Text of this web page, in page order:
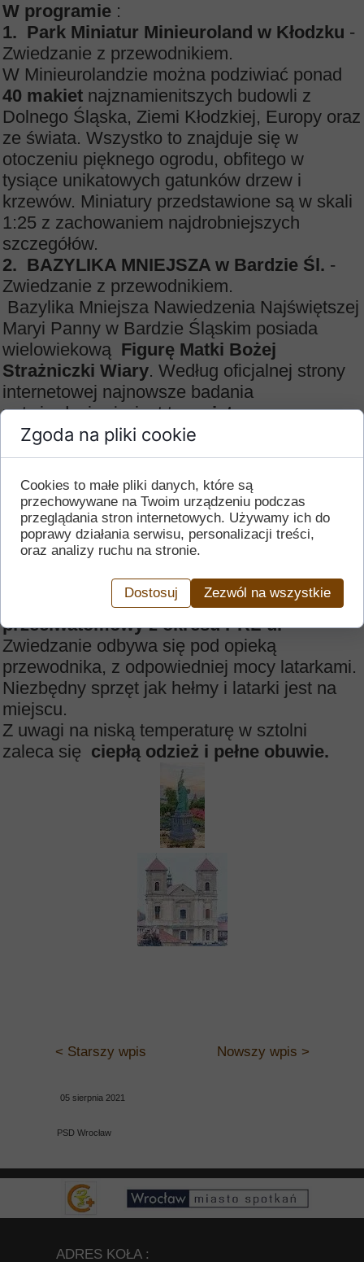
W programie :
1. Park Miniatur Minieuroland w Kłodzku -
Zwiedzanie z przewodnikiem.
W Minieurolandzie można podziwiać ponad
40 makiet najznamienitszych budowli z
Dolnego Śląska, Ziemi Kłodzkiej, Europy oraz
ze świata. Wszystko to znajduje się w
otoczeniu pięknego ogrodu, obfitego w
tysiące unikatowych gatunków drzew i
krzewów. Miniatury przedstawione są w skali
1:25 z zachowaniem najdrobniejszych
szczegółów.
2. BAZYLIKA MNIEJSZA w Bardzie Śl. -
Zwiedzanie z przewodnikiem.
Bazylika Mniejsza Nawiedzenia Najświętszej
Maryi Panny w Bardzie Śląskim posiada
wielowiekową Figurę Matki Bożej
Strażniczki Wiary. Według oficjalnej strony
internetowej najnowsze badania
potwierdzają, że jest tonajstarsza,
drewniana(lipowa) figura Matki Bożej w
Polsce.
KOPALNIA W SZKLARACH
z przewodnikiem.
Na trasie przedstawiane są wyjątkowe na
naszym kontynenciechryzoprazy i opale
Opowiadana jest niezwykle ciekawa
, prezentowane są fotografie z epoki,
oraz... zwiedza sięschron
przeciwatomowy z okresu PRL-u.
Zwiedzanie odbywa się pod opieką
przewodnika, z odpowiedniej mocy latarkami.
Niezbędny sprzęt jak hełmy i latarki jest na
miejscu.
Z uwagi na niską temperaturę w sztolni
zaleca się ciepłą odzież i pełne obuwie.
< Starszy wpis Nowszy wpis >
PSD Wrocław
05 sierpnia 2021
ADRES KOŁA :
Zgoda na pliki cookie
Cookies to małe pliki danych, które są
przechowywane na Twoim urządzeniu podczas
przeglądania stron internetowych. Używamy ich do
poprawy działania serwisu, personalizacji treści,
oraz analizy ruchu na stronie.
Dostosuj Zezwól na wszystkie